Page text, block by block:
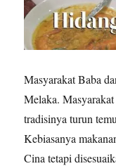
Masyarakat Baba
Melaka.
tradisinya turun
Kebiasanya
Cina tetapi